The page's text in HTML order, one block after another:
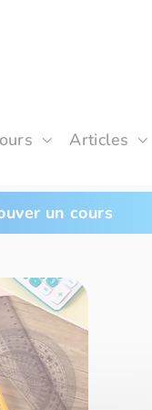
Articles
un cours